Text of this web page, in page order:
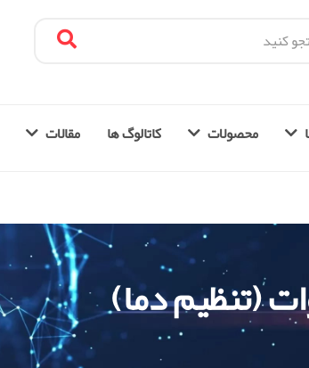
محصولات کاتالوگ ها مقالات